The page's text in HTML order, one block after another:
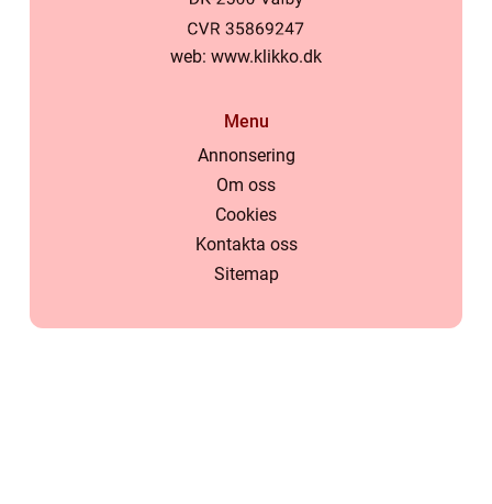
web: www.klikko.dk
Menu
Annonsering
Om oss
Cookies
Kontakta oss
Sitemap